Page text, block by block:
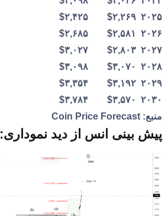
۲۰۲۵
۲۰۲۶
۲۰۲۷
۲۰۲۸
۲۰۲۹
۲۰۳۰
منبع: Coin Price Forecast
پیش بینی انس از دید نموداری: